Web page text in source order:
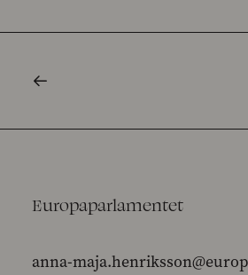
Europaparlamentet
anna-